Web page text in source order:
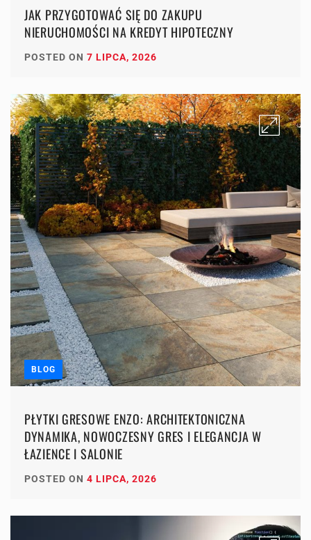
JAK PRZYGOTOWAĆ SIĘ DO ZAKUPU
NIERUCHOMOŚCI NA KREDYT HIPOTECZNY
POSTED ON 7 LIPCA, 2026
BLOG
PŁYTKI GRESOWE ENZO: ARCHITEKTONICZNA
DYNAMIKA, NOWOCZESNY GRES I ELEGANCJA W
ŁAZIENCE I SALONIE
POSTED ON 4 LIPCA, 2026